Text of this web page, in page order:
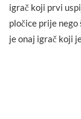
igrač koji prvi
pločice prije
je onaj igrač koji